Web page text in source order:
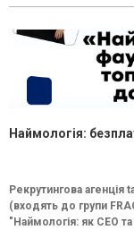
Наймологія:
Рекрутингова
(входять до групи
"Наймологія: як СEO